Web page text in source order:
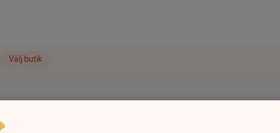
Välj butik